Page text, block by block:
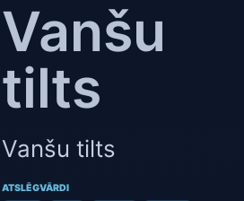
Vanšu
tilts
Vanšu tilts
ATSLĒGVĀRDI